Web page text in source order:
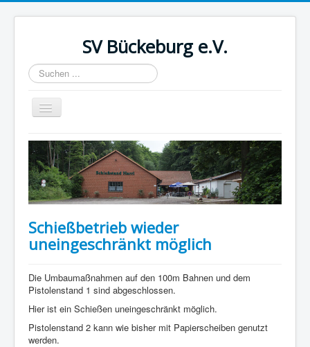
SV Bückeburg e.V.
Suchen
...
Navigation
an/aus
Home
Termine
Schießstand
Wettkämpfe
Download
Datenschutzinformation
Schießbetrieb wieder
uneingeschränkt möglich
Die Umbaumaßnahmen auf den 100m Bahnen und dem
Pistolenstand 1 sind abgeschlossen.
Hier ist ein Schießen uneingeschränkt möglich.
Pistolenstand 2 kann wie bisher mit Papierscheiben genutzt
werden.